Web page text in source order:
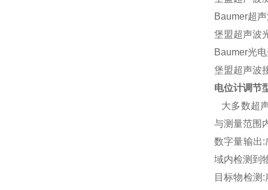
Baumer超
堡盟超声波
Baumer光
堡盟超声波
电位计调节
大多数超
与测量范围
数字量输出
域内检测到
目标物检测